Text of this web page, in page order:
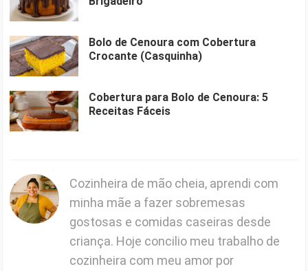
Bolo de Cenoura com Cobertura
Crocante (Casquinha)
Cobertura para Bolo de Cenoura: 5
Receitas Fáceis
Cozinheira de mão cheia, aprendi com
minha mãe a fazer sobremesas
gostosas e comidas caseiras desde
criança. Hoje concilio meu trabalho de
cozinheira com meu amor por